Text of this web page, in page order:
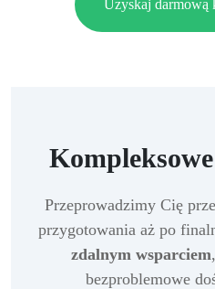
Uzyskaj darmową
Przeprowadzimy Cię
przygotowania aż po
zdalnym wsparciem
bezproblemowe